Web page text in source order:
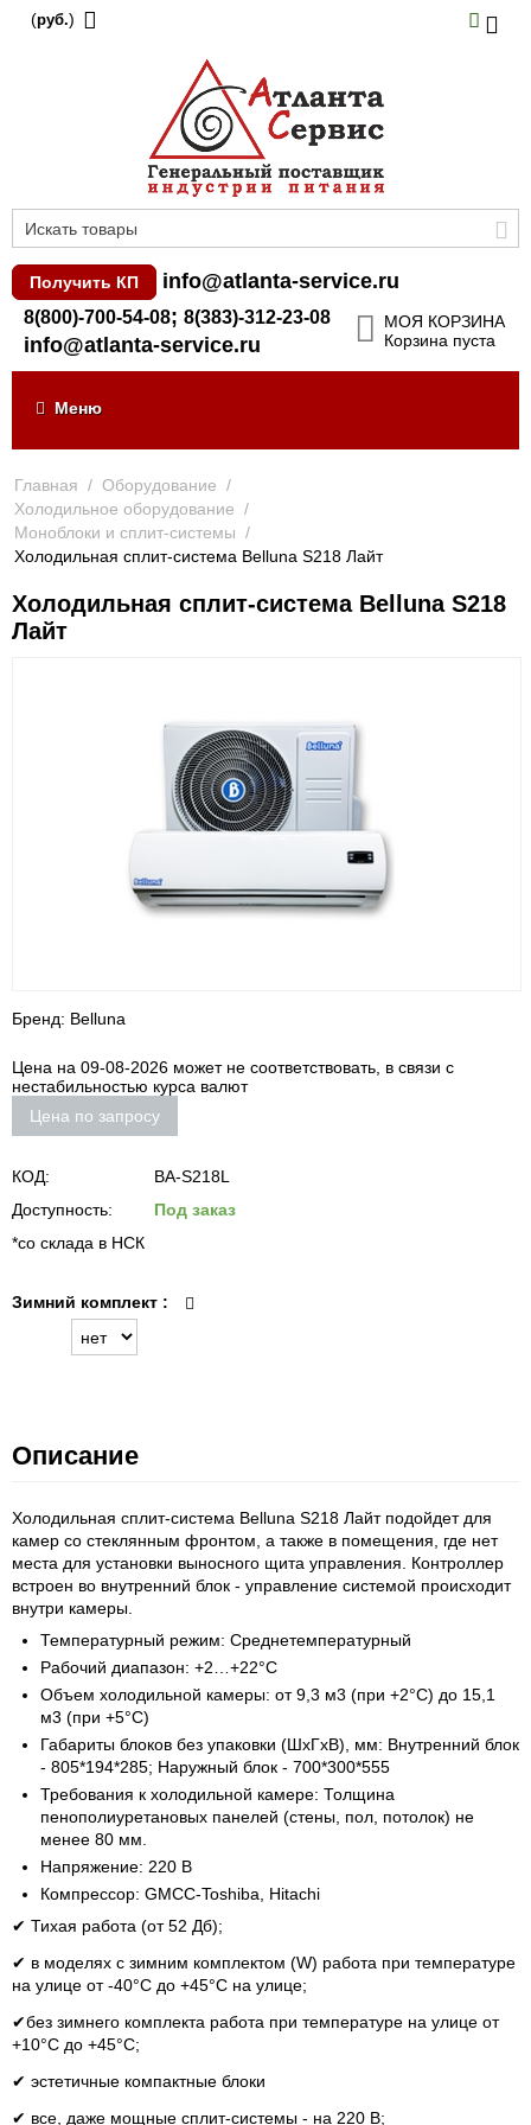
(руб.)
Получить КП info@atlanta-service.ru
8(800)-700-54-08; 8(383)-312-23-08
info@atlanta-service.ru
МОЯ КОРЗИНА
Корзина пуста
Меню
Главная / Оборудование /
Холодильное оборудование /
Моноблоки и сплит-системы /
Холодильная сплит-система Belluna S218 Лайт
Холодильная сплит-система Belluna S218
Лайт
Бренд: Belluna
Цена на 09-08-2026 может не соответствовать, в связи с
нестабильностью курса валют
Цена по запросу
КОД:
BA-S218L
Доступность:
Под заказ
*со склада в НСК
Зимний комплект :
Описание
Холодильная сплит-система Belluna S218 Лайт подойдет для
камер со стеклянным фронтом, а также в помещения, где нет
места для установки выносного щита управления. Контроллер
встроен во внутренний блок - управление системой происходит
внутри камеры.
Температурный режим: Среднетемпературный
Рабочий диапазон: +2…+22°С
Объем холодильной камеры: от 9,3 м3 (при +2°С) до 15,1
м3 (при +5°С)
Габариты блоков без упаковки (ШхГхВ), мм: Внутренний блок
- 805*194*285; Наружный блок - 700*300*555
Требования к холодильной камере: Толщина
пенополиуретановых панелей (стены, пол, потолок) не
менее 80 мм.
Напряжение: 220 В
Компрессор: GMCC-Toshiba, Hitachi
✔ Тихая работа (от 52 Дб);
✔ в моделях с зимним комплектом (W) работа при температуре
на улице от -40°С до +45°С на улице;
✔без зимнего комплекта работа при температуре на улице от
+10°С до +45°С;
✔ эстетичные компактные блоки
✔ все, даже мощные сплит-системы - на 220 В;